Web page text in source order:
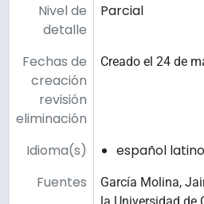
Nivel de
detalle
Parcial
Fechas de
creación
revisión
eliminación
Creado el 24 de
Idioma(s)
español
Fuentes
García Molina,
la Universidad de